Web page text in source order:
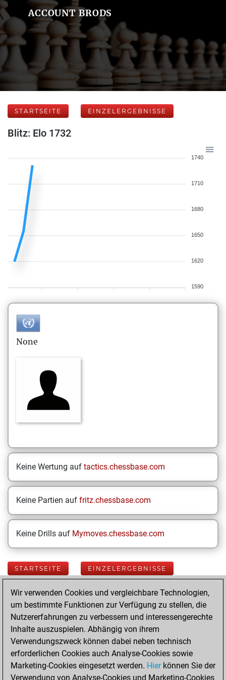
ACCOUNT BRODS
STARTSEITE EINZELERGEBNISSE
Blitz: Elo 1732
1740
1710
1680
1650
1620
1590
None
Keine Wertung auf tactics.chessbase.com
Keine Partien auf fritz.chessbase.com
Keine Drills auf Mymoves.chessbase.com
STARTSEITE EINZELERGEBNISSE
Your Latest App
Activity
Samstag, Juni 6,
2026
Wir verwenden Cookies und vergleichbare Technologien,
um bestimmte Funktionen zur Verfügung zu stellen, die
Nutzererfahrungen zu verbessern und interessengerechte
Inhalte auszuspielen. Abhängig von ihrem
Verwendungszweck können dabei neben technisch
erforderlichen Cookies auch Analyse-Cookies sowie
Marketing-Cookies eingesetzt werden. Hierkönnen Sie der
Verwendung von Analyse-Cookies und Marketing-Cookies